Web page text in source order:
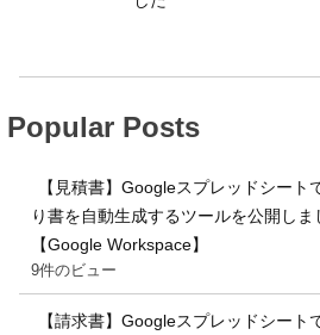
Popular Posts
【見積書】Googleスプレッドシート
り書を自動生成するツールを公開しま
【Google Workspace】
9件のビュー
【請求書】Googleスプレッドシート